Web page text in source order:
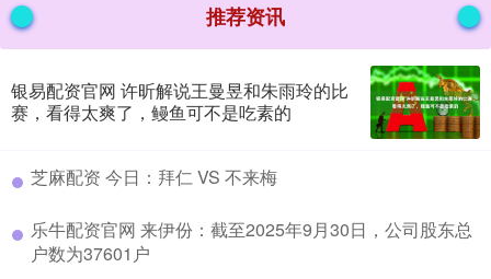
推荐资讯
银易配资官网 许昕解说王曼昱和朱雨玲的比
赛，看得太爽了，鳗鱼可不是吃素的
​芝麻配资 今日：拜仁 VS 不来梅
​乐牛配资官网 来伊份：截至2025年9月30日，公司股东总
户数为37601户